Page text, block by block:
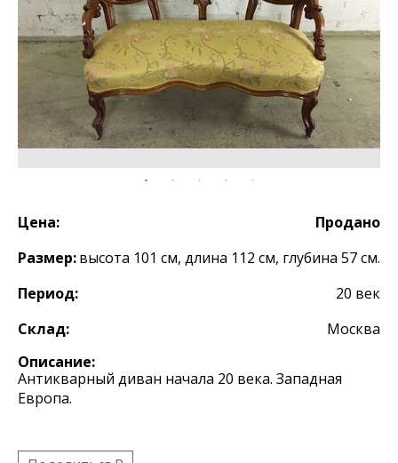
Цена:
Продано
Размер:высота 101 см, длина 112 см, глубина 57 см.
Период:
20 век
Склад:
Москва
Описание:
Антикварный диван начала 20 века. Западная
Европа.